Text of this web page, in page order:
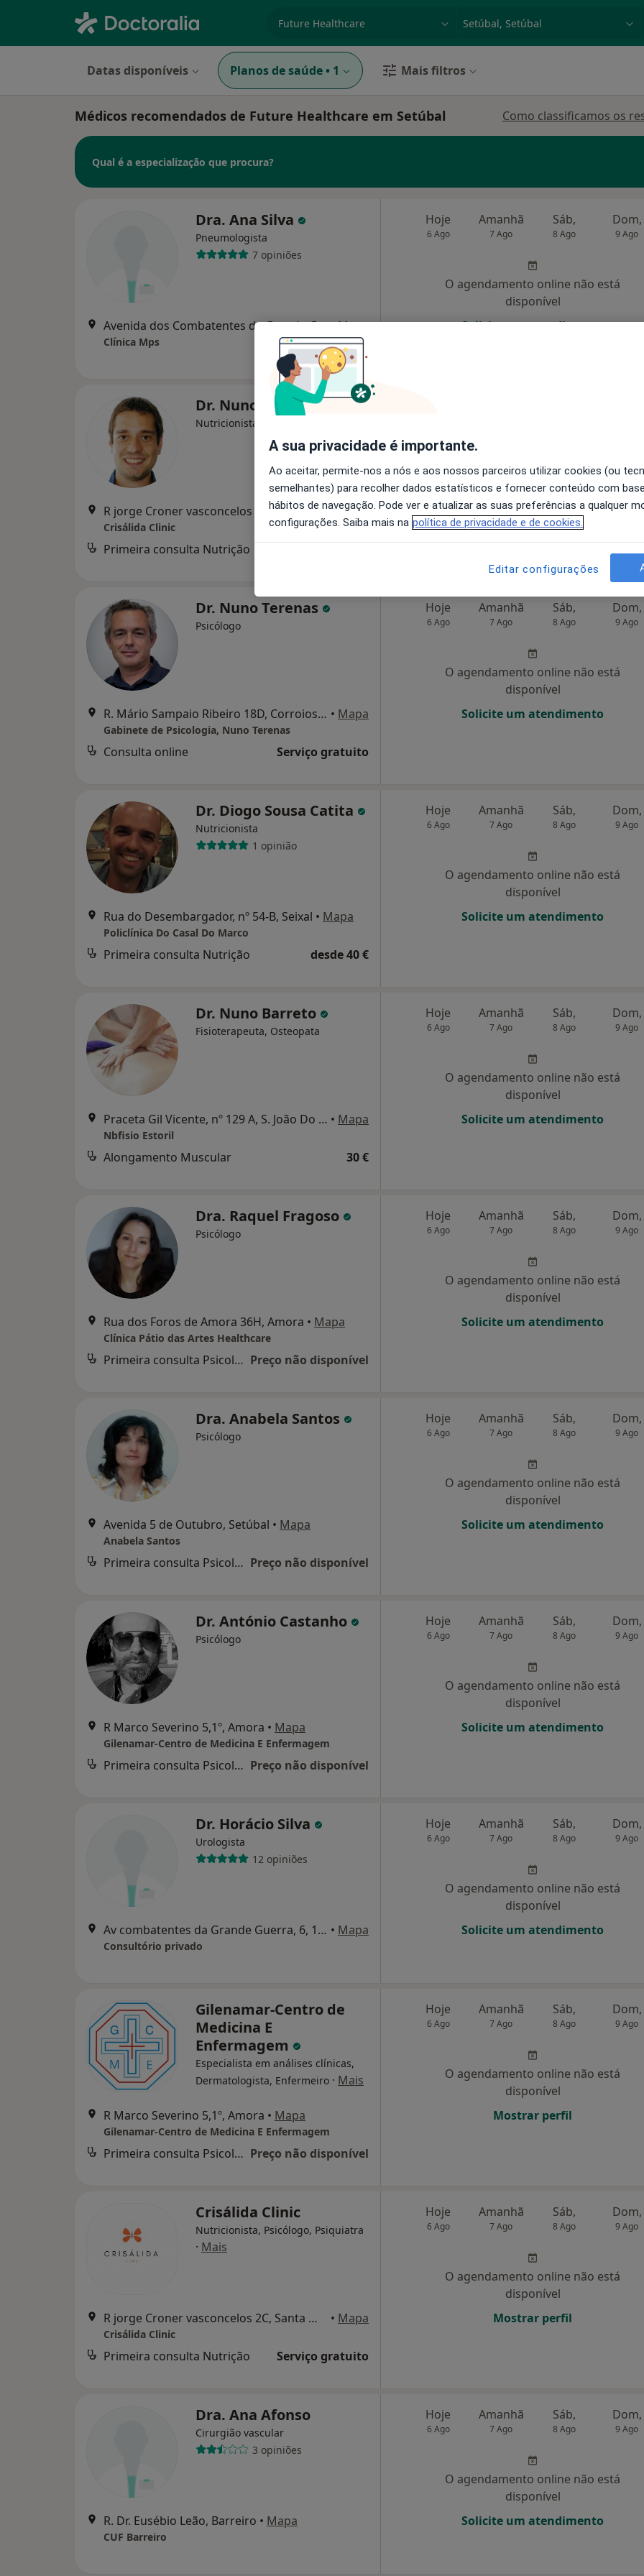
p. ex. Lisboa
Datas disponíveis Planos de saúde • 1 Mais filtros
Médicos recomendados de Future Healthcare em Setúbal Como classificamos os
Qual é a especialização que procura?
Dra. Ana Silva
Pneumologista
7 opiniões
Avenida dos Combatentes da Grande Guerra, 6, 1ºF, Setúbal •Mapa
Clínica Mps
Hoje
6 Ago
Amanhã
7 Ago
Sáb,
8 Ago
Dom,
9 Ago
O agendamento online não está
disponível
Solicite um atendimento
Dr. Nuno Matos
Nutricionista
R jorge Croner vasconcelos 2C, Santa Marta do Pinhal, Corroios, Seixal • Mapa
Crisálida Clinic
Primeira consulta Nutrição
O agendamento online não está
disponível
Solicite um atendimento
Dr. Nuno Terenas
Psicólogo
R. Mário Sampaio Ribeiro 18D, Corroios - Santa Marta Pinhal, Seixal • Mapa
Gabinete de Psicologia, Nuno Terenas
Consulta online Serviço gratuito
Hoje
6 Ago
Amanhã
7 Ago
Sáb,
8 Ago
Dom,
9 Ago
O agendamento online não está
disponível
Solicite um atendimento
Dr. Diogo Sousa Catita
Nutricionista
1 opinião
Rua do Desembargador, nº 54-B, Seixal • Mapa
Policlínica Do Casal Do Marco
Primeira consulta Nutrição desde 40 €
Hoje
6 Ago
Amanhã
7 Ago
Sáb,
8 Ago
Dom,
9 Ago
O agendamento online não está
disponível
Solicite um atendimento
Dr. Nuno Barreto
Fisioterapeuta, Osteopata
Praceta Gil Vicente, nº 129 A, S. João Do Estoril • Mapa
Nbfisio Estoril
Alongamento Muscular 30 €
Hoje
6 Ago
Amanhã
7 Ago
Sáb,
8 Ago
Dom,
9 Ago
O agendamento online não está
disponível
Solicite um atendimento
Dra. Raquel Fragoso
Psicólogo
Rua dos Foros de Amora 36H, Amora • Mapa
Clínica Pátio das Artes Healthcare
Primeira consulta Psicologia Preço não disponível
Hoje
6 Ago
Amanhã
7 Ago
Sáb,
8 Ago
Dom,
9 Ago
O agendamento online não está
disponível
Solicite um atendimento
Dra. Anabela Santos
Psicólogo
Avenida 5 de Outubro, Setúbal • Mapa
Anabela Santos
Primeira consulta Psicologia Preço não disponível
Hoje
6 Ago
Amanhã
7 Ago
Sáb,
8 Ago
Dom,
9 Ago
O agendamento online não está
disponível
Solicite um atendimento
Dr. António Castanho
Psicólogo
R Marco Severino 5,1º, Amora • Mapa
Gilenamar-Centro de Medicina E Enfermagem
Primeira consulta Psicologia Preço não disponível
Hoje
6 Ago
Amanhã
7 Ago
Sáb,
8 Ago
Dom,
9 Ago
O agendamento online não está
disponível
Solicite um atendimento
Dr. Horácio Silva
Urologista
12 opiniões
Av combatentes da Grande Guerra, 6, 1ºF, Setúbal • Mapa
Consultório privado
Hoje
6 Ago
Amanhã
7 Ago
Sáb,
8 Ago
Dom,
9 Ago
O agendamento online não está
disponível
Solicite um atendimento
Gilenamar-Centro de
Medicina E
Enfermagem
Especialista em análises clínicas,
Dermatologista, Enfermeiro · Mais
R Marco Severino 5,1º, Amora • Mapa
Gilenamar-Centro de Medicina E Enfermagem
Primeira consulta Psicologia Preço não disponível
Hoje
6 Ago
Amanhã
7 Ago
Sáb,
8 Ago
Dom,
9 Ago
O agendamento online não está
disponível
Mostrar perfil
Crisálida Clinic
Nutricionista, Psicólogo, Psiquiatra
· Mais
R jorge Croner vasconcelos 2C, Santa Marta do Pinhal, Corroios, Seixal • Mapa
Crisálida Clinic
Primeira consulta Nutrição Serviço gratuito
Hoje
6 Ago
Amanhã
7 Ago
Sáb,
8 Ago
Dom,
9 Ago
O agendamento online não está
disponível
Mostrar perfil
Dra. Ana Afonso
Cirurgião vascular
3 opiniões
R. Dr. Eusébio Leão, Barreiro • Mapa
CUF Barreiro
Hoje
6 Ago
Amanhã
7 Ago
Sáb,
8 Ago
Dom,
9 Ago
O agendamento online não está
disponível
Solicite um atendimento
A sua privacidade é importante.
Ao aceitar, permite-nos a nós e aos nossos parceiros utilizar cookies (ou
semelhantes) para recolher dados estatísticos e fornecer conteúdo com
hábitos de navegação. Pode ver e atualizar as suas preferências a qualquer
configurações. Saiba mais na política de privacidade e de cookies.
Editar configurações